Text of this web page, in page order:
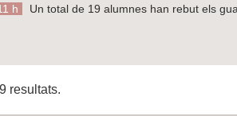
h
Un total de 19 alumnes han rebut els
resultats.